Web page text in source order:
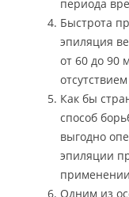
периода
Быстрота
эпиляция
от 60 до 90
Как бы
способ
выгодно
эпиляции
Одним из